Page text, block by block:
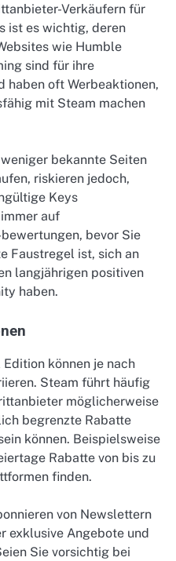
Verkäufern für
ist es wichtig, deren
wie Humble
sind für ihre
haben oft Werbeaktionen,
mit Steam machen
bekannte Seiten
riskieren jedoch,
Keys
auf
bevor Sie
Faustregel ist, sich an
langjährigen positiven
haben.
können je nach
Steam führt häufig
möglicherweise
begrenzte Rabatte
können. Beispielsweise
Rabatte von bis zu
finden.
von Newslettern
exklusive Angebote und
Sie vorsichtig bei